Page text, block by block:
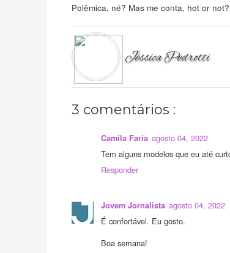
Polêmica, né? Mas me conta, hot or not?
Jéssica Pedrotti
3 comentários :
Camila Faria agosto 04, 2022
Tem alguns modelos que eu até
Responder
Jovem Jornalista agosto 04, 2022
É confortável. Eu gosto.
Boa semana!